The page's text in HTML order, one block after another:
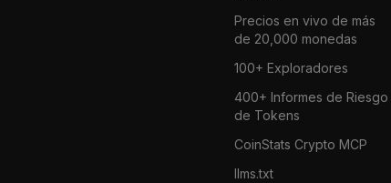
Precios en vivo de más
de 20,000 monedas
100+ Exploradores
400+ Informes de Riesgo
de Tokens
CoinStats Crypto MCP
llms.txt